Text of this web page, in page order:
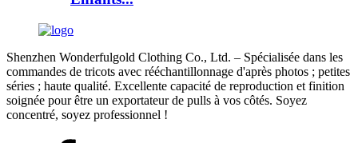
Shenzhen Wonderfulgold Clothing Co., Ltd. – Spécialisée dans les
commandes de tricots avec rééchantillonnage d'après photos ; petites
séries ; haute qualité. Excellente capacité de reproduction et finition
soignée pour être un exportateur de pulls à vos côtés. Soyez
concentré, soyez professionnel !